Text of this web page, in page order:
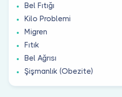
Bel Fıtığı
Kilo Problemi
Migren
Fıtık
Bel Ağrısı
Şişmanlık (Obezite)